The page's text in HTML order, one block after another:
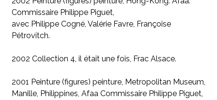
Commissaire Philippe Piguet,
avec Philippe Cogné, Valérie Favre, Françoise
Pétrovitch.
2002 Collection 4, il était une fois, Frac Alsace.
2001 Peinture (figures) peinture, Metropolitan Museum,
Manille, Philippines, Afaa Commissaire Philippe Piguet,